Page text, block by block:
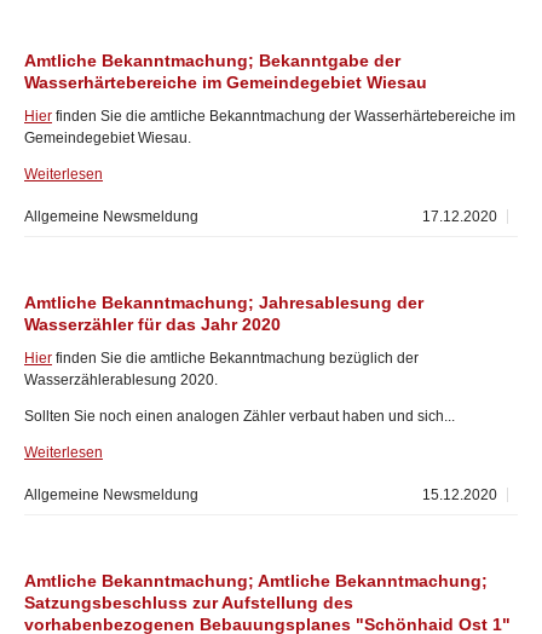
Amtliche Bekanntmachung; Bekanntgabe der
Wasserhärtebereiche im Gemeindegebiet Wiesau
Hier finden Sie die amtliche Bekanntmachung der Wasserhärtebereiche im
Gemeindegebiet Wiesau.
Weiterlesen
17.12.2020
Allgemeine Newsmeldung
Amtliche Bekanntmachung; Jahresablesung der
Wasserzähler für das Jahr 2020
Hier finden Sie die amtliche Bekanntmachung bezüglich der
Wasserzählerablesung 2020.
Sollten Sie noch einen analogen Zähler verbaut haben und sich...
Weiterlesen
15.12.2020
Allgemeine Newsmeldung
Amtliche Bekanntmachung; Amtliche Bekanntmachung;
Satzungsbeschluss zur Aufstellung des
vorhabenbezogenen Bebauungsplanes "Schönhaid Ost 1"